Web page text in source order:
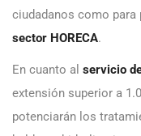
ciudadanos como para
sector HORECA.
En cuanto al servicio
extensión superior a
potenciarán los